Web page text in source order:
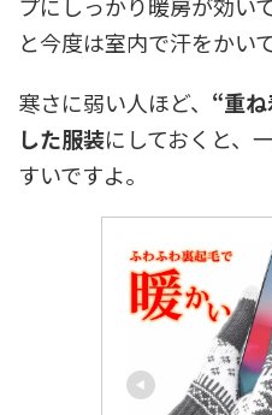
と今度は室内で汗をかい
寒さに弱い人ほど、 “重
した服装にしておくと、
すいですよ。